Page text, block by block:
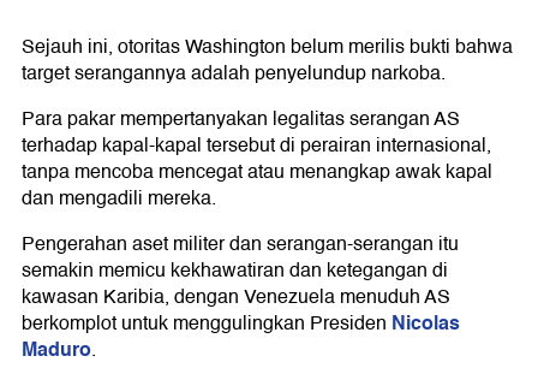
Sejauh ini, otoritas Washington belum merilis bukti bahwa
target serangannya adalah penyelundup narkoba.
Para pakar mempertanyakan legalitas serangan AS
terhadap kapal-kapal tersebut di perairan internasional,
tanpa mencoba mencegat atau menangkap awak kapal
dan mengadili mereka.
Pengerahan aset militer dan serangan-serangan itu
semakin memicu kekhawatiran dan ketegangan di
kawasan Karibia, dengan Venezuela menuduh AS
berkomplot untuk menggulingkan Presiden Nicolas
Maduro.